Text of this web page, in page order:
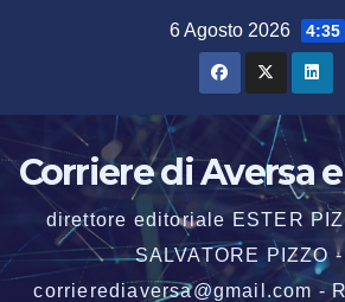
6 Agosto 2026 4:35
Corriere di Aversa
direttore editoriale ESTER
SALVATORE PIZZO
corrierediaversa@gmail.com -